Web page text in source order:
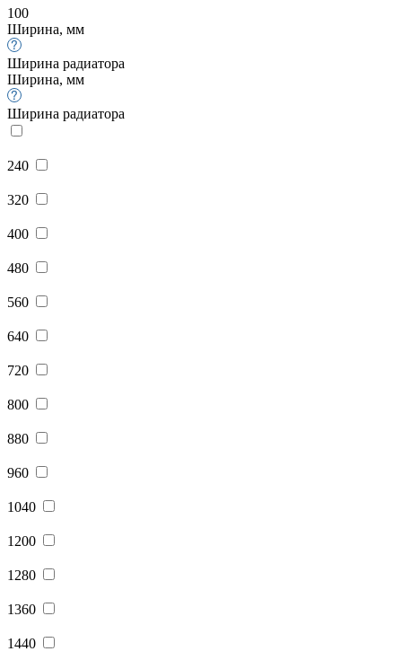
100
Ширина, мм
Ширина радиатора
Ширина, мм
Ширина радиатора
240
320
400
480
560
640
720
800
880
960
1040
1200
1280
1360
1440